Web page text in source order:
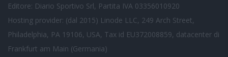
Editore: Diario Sportivo Srl, Partita IVA 03356010920
Hosting provider: (dal 2015) Linode LLC, 249 Arch Street,
Philadelphia, PA 19106, USA, Tax id EU372008859, datacenter di
Frankfurt am Main (Germania)